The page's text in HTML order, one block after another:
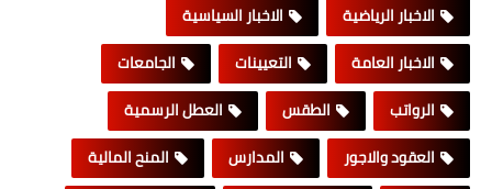
الاخبار الرياضية
الاخبار السياسية
الاخبار العامة
التعيينات
الجامعات
الرواتب
الطقس
العطل الرسمية
العقود والاجور
المدارس
المنح المالية